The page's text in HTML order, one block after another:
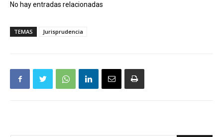
No hay entradas relacionadas
TEMAS Jurisprudencia